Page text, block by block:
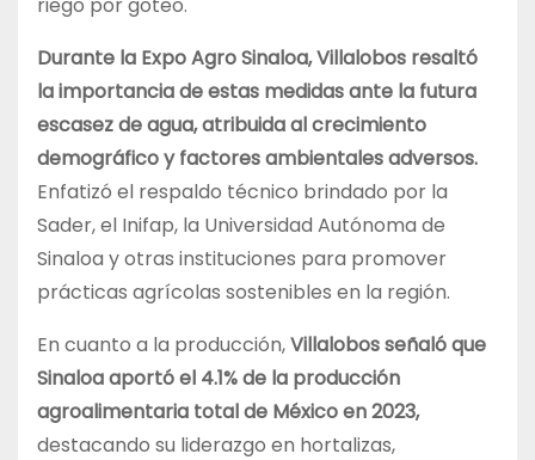
Durante la Expo Agro Sinaloa, Villalobos resaltó
la importancia de estas medidas ante la futura
escasez de agua, atribuida al crecimiento
demográfico y factores ambientales adversos.
Enfatizó el respaldo técnico brindado por la
Sader, el Inifap, la Universidad Autónoma de
Sinaloa y otras instituciones para promover
prácticas agrícolas sostenibles en la región.
En cuanto a la producción,Villalobos señaló que
Sinaloa aportó el 4.1% de la producción
agroalimentaria total de México en 2023,
destacando su liderazgo en hortalizas,